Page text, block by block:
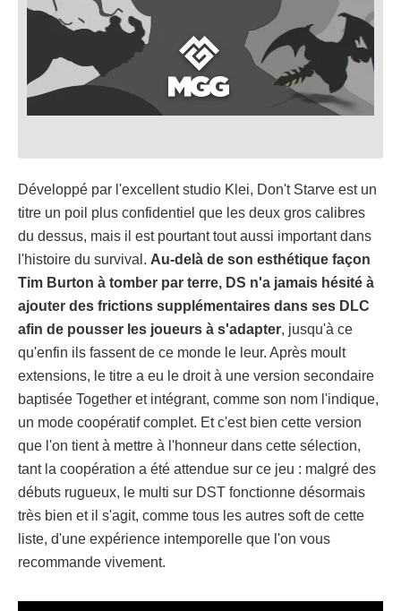
Développé par l'excellent studio Klei, Don't Starve est un
titre un poil plus confidentiel que les deux gros calibres
du dessus, mais il est pourtant tout aussi important dans
l'histoire du survival. Au-delà de son esthétique façon
Tim Burton à tomber par terre, DS n'a jamais hésité à
ajouter des frictions supplémentaires dans ses DLC
afin de pousser les joueurs à s'adapter, jusqu'à ce
qu'enfin ils fassent de ce monde le leur. Après moult
extensions, le titre a eu le droit à une version secondaire
baptisée Together et intégrant, comme son nom l'indique,
un mode coopératif complet. Et c'est bien cette version
que l'on tient à mettre à l'honneur dans cette sélection,
tant la coopération a été attendue sur ce jeu : malgré des
débuts rugueux, le multi sur DST fonctionne désormais
très bien et il s'agit, comme tous les autres soft de cette
liste, d'une expérience intemporelle que l'on vous
recommande vivement.